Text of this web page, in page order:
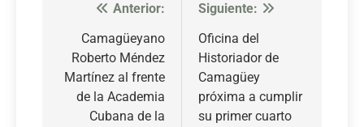
Navegación
entradas
Anterior:
Camagüeyano
Roberto Méndez
Martínez al frente
de la Academia
Cubana de la
Siguiente:
Oficina del
Historiador de
Camagüey
próxima a cumplir
su primer cuarto